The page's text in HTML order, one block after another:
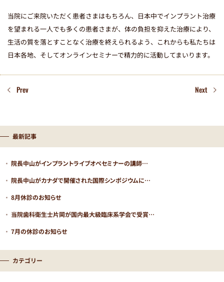
当院にご来院いただく患者さまはもちろん、日本中でインプラント治療
を望まれる一人でも多くの患者さまが、体の負担を抑えた治療により、
生活の質を落とすことなく治療を終えられるよう、これからも私たちは
日本各地、そしてオンラインセミナーで精力的に活動してまいります。
Prev Next
最新記事
院長中山がインプラントライブオペセミナーの講師…
院長中山がカナダで開催された国際シンポジウムに…
8月休診のお知らせ
当院歯科衛生士片岡が国内最大級臨床系学会で受賞…
7月の休診のお知らせ
カテゴリー
医院コードが
STEP01 まず医院コードをコピー
LINEに移動する